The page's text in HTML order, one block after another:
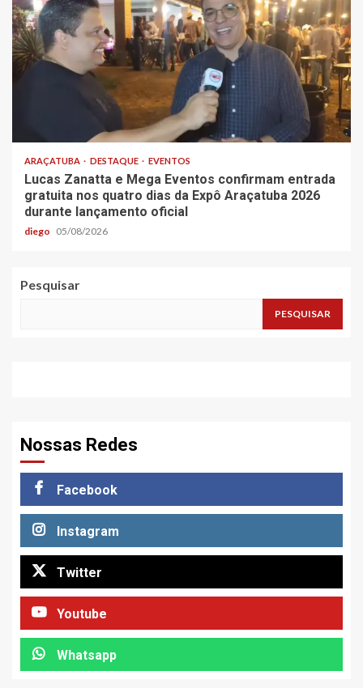
ARAÇATUBA DESTAQUE EVENTOS
Lucas Zanatta e Mega Eventos confirmam entrada
gratuita nos quatro dias da Expô Araçatuba 2026
durante lançamento oficial
diego 05/08/2026
Pesquisar
PESQUISAR
Nossas Redes
Facebook
Instagram
Twitter
Youtube
Whatsapp